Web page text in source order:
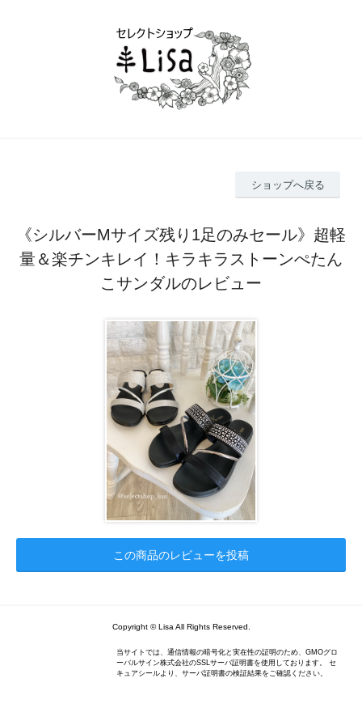
ショップへ戻る
《シルバーMサイズ残り1足のみセール》超軽
量＆楽チンキレイ！キラキラストーンぺたん
こサンダルのレビュー
この商品のレビューを投稿
Copyright © Lisa All Rights Reserved.
当サイトでは、通信情報の暗号化と実在性の証明のため、GMOグロ
ーバルサイン株式会社のSSLサーバ証明書を使用しております。 セ
キュアシールより、サーバ証明書の検証結果をご確認ください。